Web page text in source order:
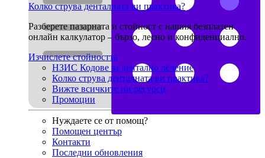
Колко струва денталната ви практика?
Разберете пазарната ѝ стойност с нашия безплатен
онлайн калкулатор – бързо, лесно и конфиденциално.
Изчислете стойността
НЗИС Кодове за дентално лечение
Колко струва денталната ви практика?
Вижте всичките ни ресурси
Промоции
Нуждаете се от помощ?
Помощен център
Контакти
Последни обновления